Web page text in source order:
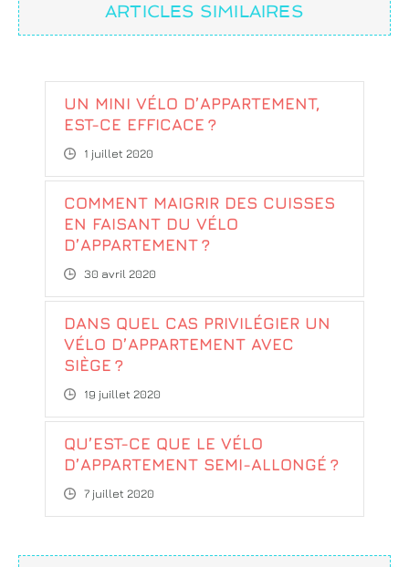
ARTICLES SIMILAIRES
UN MINI VÉLO D’APPARTEMENT,
EST-CE EFFICACE ?
1 juillet 2020
COMMENT MAIGRIR DES CUISSES
EN FAISANT DU VÉLO
D’APPARTEMENT ?
30 avril 2020
DANS QUEL CAS PRIVILÉGIER UN
VÉLO D’APPARTEMENT AVEC
SIÈGE ?
19 juillet 2020
QU’EST-CE QUE LE VÉLO
D’APPARTEMENT SEMI-ALLONGÉ ?
7 juillet 2020